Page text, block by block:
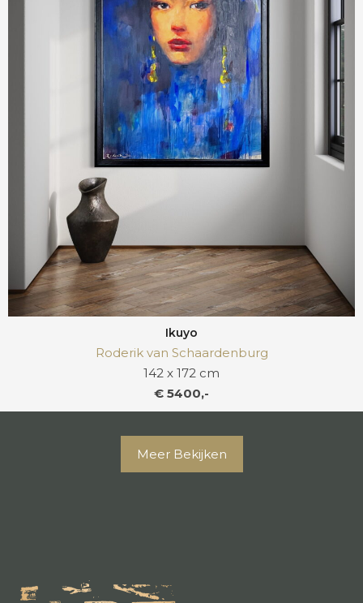
Ikuyo
Roderik van Schaardenburg
142 x 172 cm
€ 5400,-
Meer Bekijken